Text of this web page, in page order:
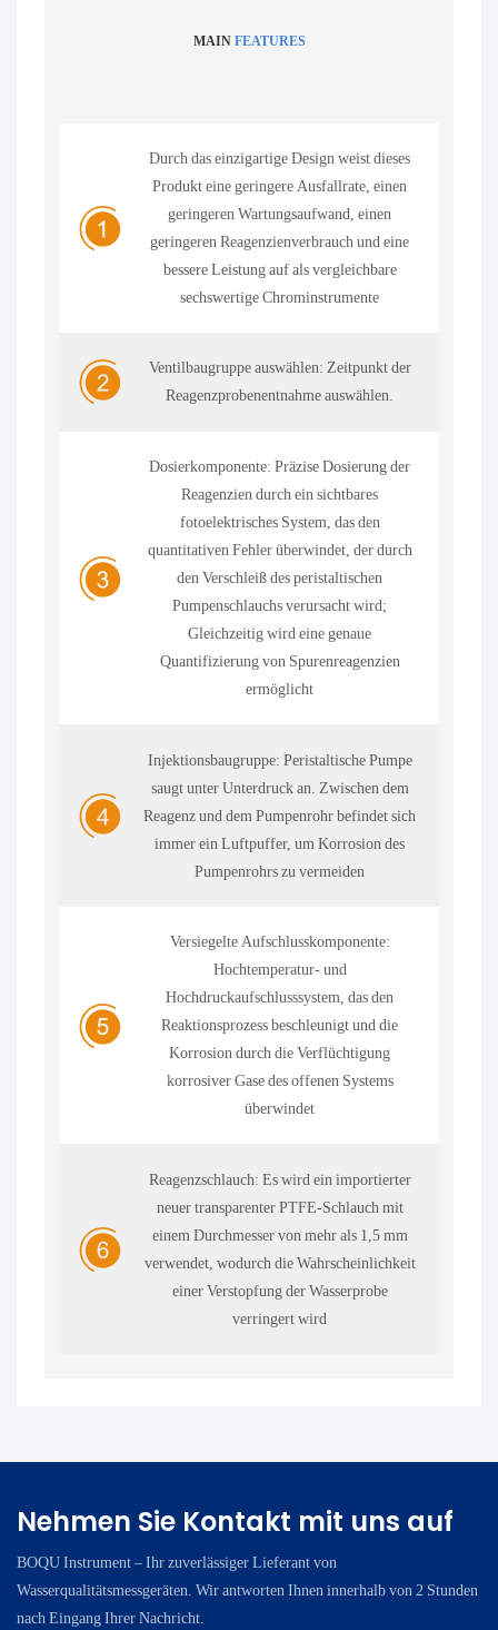
MAIN FEATURES
Durch das einzigartige Design weist dieses
Produkt eine geringere Ausfallrate, einen
geringeren Wartungsaufwand, einen
geringeren Reagenzienverbrauch und eine
bessere Leistung auf als vergleichbare
sechswertige Chrominstrumente
Ventilbaugruppe auswählen: Zeitpunkt der
Reagenzprobenentnahme auswählen.
Dosierkomponente: Präzise Dosierung der
Reagenzien durch ein sichtbares
fotoelektrisches System, das den
quantitativen Fehler überwindet, der durch
den Verschleiß des peristaltischen
Pumpenschlauchs verursacht wird;
Gleichzeitig wird eine genaue
Quantifizierung von Spurenreagenzien
ermöglicht
Injektionsbaugruppe: Peristaltische Pumpe
saugt unter Unterdruck an. Zwischen dem
Reagenz und dem Pumpenrohr befindet sich
immer ein Luftpuffer, um Korrosion des
Pumpenrohrs zu vermeiden
Versiegelte Aufschlusskomponente:
Hochtemperatur- und
Hochdruckaufschlusssystem, das den
Reaktionsprozess beschleunigt und die
Korrosion durch die Verflüchtigung
korrosiver Gase des offenen Systems
überwindet
Reagenzschlauch: Es wird ein importierter
neuer transparenter PTFE-Schlauch mit
einem Durchmesser von mehr als 1,5 mm
verwendet, wodurch die Wahrscheinlichkeit
einer Verstopfung der Wasserprobe
verringert wird
Nehmen Sie Kontakt mit uns auf
BOQU Instrument – ​​Ihr zuverlässiger Lieferant von
Wasserqualitätsmessgeräten. Wir antworten Ihnen innerhalb von 2 Stunden
nach Eingang Ihrer Nachricht.